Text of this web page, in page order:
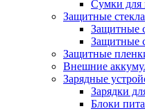
Сумки для
Защитные стекла
Защитные
Защитные
Защитные
Внешние
Зарядные
Зарядки
Блоки